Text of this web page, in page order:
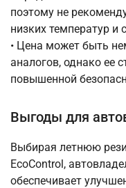
поэтому не
низких температур и
• Цена может быть
аналогов, однако ее
повышенной
Выгоды для
Выбирая летнюю
EcoControl,
обеспечивает